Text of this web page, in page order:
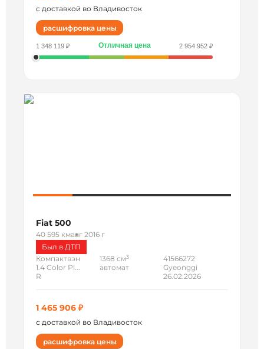
с доставкой во Владивосток
расшифровка цены
1 348 119 ₽ Отличная цена 2 954 952 ₽
Fiat 500
40 595 кмавг 2016 г
Был в ДТП
Компактвэн
1.4 Color Pl...
R
1368 см3
автомат
41566272
Gyeonggi
26.02.2026
1 465 906 ₽
с доставкой во Владивосток
расшифровка цены